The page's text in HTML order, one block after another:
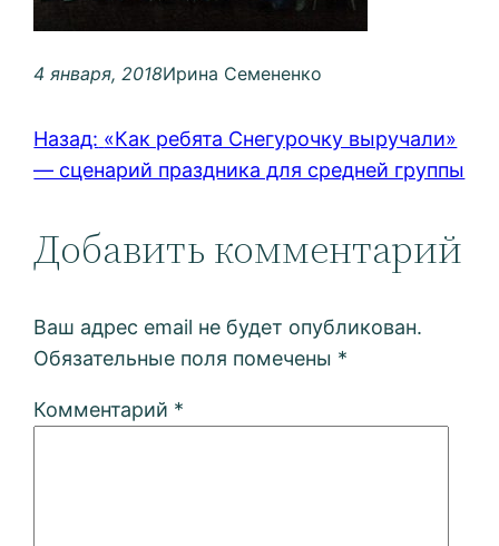
4 января, 2018Ирина Семененко
Назад: «Как ребята Снегурочку выручали»
— сценарий праздника для средней группы
Добавить комментарий
Ваш адрес email не будет опубликован.
Обязательные поля помечены *
Комментарий *